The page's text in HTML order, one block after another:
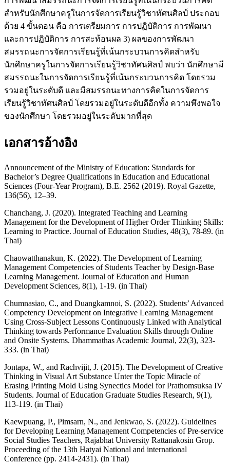
สำหรับนักศึกษาครูในการจัดการเรียนรู้วิชาทัศนศิลป์ ประกอบ
ด้วย 4 ขั้นตอน คือ การเตรียมการ การปฏิบัติการ การพัฒนา
และการปฏิบัติการ การสะท้อนผล 3) ผลของการพัฒนา
สมรรถนะการจัดการเรียนรู้ที่เน้นกระบวนการคิดสำหรับ
นักศึกษาครูในการจัดการเรียนรู้วิชาทัศนศิลป์ พบว่า นักศึกษามี
สมรรถนะในการจัดการเรียนรู้ที่เน้นกระบวนการคิด โดยรวม
รวมอยู่ในระดับดี และมีสมรรถนะทางการคิดในการจัดการ
เรียนรู้วิชาทัศนศิลป์ โดยรวมอยู่ในระดับดีอีกทั้ง ความพึงพอใจ
ของนักศึกษา โดยรวมอยู่ในระดับมากที่สุด
เอกสารอ้างอิง
Announcement of the Ministry of Education: Standards for
Bachelor’s Degree Qualifications in Education and Educational
Sciences (Four-Year Program), B.E. 2562 (2019). Royal Gazette,
136(56), 12–39.
Chanchang, J. (2020). Integrated Teaching and Learning
Management for the Development of Higher Order Thinking Skills:
Learning to Practice. Journal of Education Studies, 48(3), 78-89. (in
Thai)
Chaowatthanakun, K. (2022). The Development of Learning
Management Competencies of Students Teacher by Design-Base
Learning Management. Journal of Education and Human
Development Sciences, 8(1), 1-19. (in Thai)
Chumnasiao, C., and Duangkamnoi, S. (2022). Students’ Advanced
Competency Development on Integrative Learning Management
Using Cross-Subject Lessons Continuously Linked with Analytical
Thinking towards Performance Evaluation Skills through Online
and Onsite Systems. Dhammathas Academic Journal, 22(3), 323-
333. (in Thai)
Jontapa, W., and Rachvijit, J. (2015). The Development of Creative
Thinking in Visual Art Substance Unter the Topic Miracle of
Erasing Printing Mold Using Synectics Model for Prathomsuksa IV
Students. Journal of Education Graduate Studies Research, 9(1),
113-119. (in Thai)
Kaewpuang, P., Pimsarn, N., and Jenkwao, S. (2022). Guidelines
for Developing Learning Management Competencies of Pre-service
Social Studies Teachers, Rajabhat University Rattanakosin Grop.
Proceeding of the 13th Hatyai National and international
Conference (pp. 2414-2431). (in Thai)